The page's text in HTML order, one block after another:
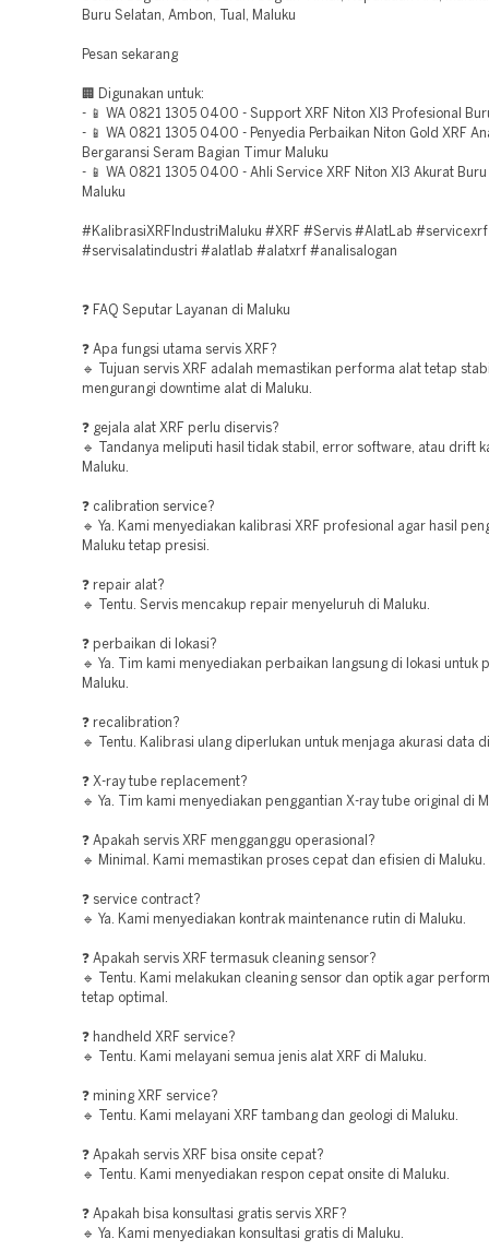
Buru Selatan, Ambon, Tual, Maluku
Pesan sekarang
🏢 Digunakan untuk:
- 📱 WA 0821 1305 0400 - Support XRF Niton Xl3 Profesional
- 📱 WA 0821 1305 0400 - Penyedia Perbaikan Niton Gold XRF
Bergaransi Seram Bagian Timur Maluku
- 📱 WA 0821 1305 0400 - Ahli Service XRF Niton Xl3 Akurat
Maluku
#KalibrasiXRFIndustriMaluku #XRF #Servis #AlatLab #servicexrf
#servisalatindustri #alatlab #alatxrf #analisalogan
❓ FAQ Seputar Layanan di Maluku
❓ Apa fungsi utama servis XRF?
🔹 Tujuan servis XRF adalah memastikan performa alat tetap
mengurangi downtime alat di Maluku.
❓ gejala alat XRF perlu diservis?
🔹 Tandanya meliputi hasil tidak stabil, error software, atau drift
Maluku.
❓ calibration service?
🔹 Ya. Kami menyediakan kalibrasi XRF profesional agar hasil
Maluku tetap presisi.
❓ repair alat?
🔹 Tentu. Servis mencakup repair menyeluruh di Maluku.
❓ perbaikan di lokasi?
🔹 Ya. Tim kami menyediakan perbaikan langsung di lokasi untuk
Maluku.
❓ recalibration?
🔹 Tentu. Kalibrasi ulang diperlukan untuk menjaga akurasi data
❓ X-ray tube replacement?
🔹 Ya. Tim kami menyediakan penggantian X-ray tube original di
❓ Apakah servis XRF mengganggu operasional?
🔹 Minimal. Kami memastikan proses cepat dan efisien di Maluku.
❓ service contract?
🔹 Ya. Kami menyediakan kontrak maintenance rutin di Maluku.
❓ Apakah servis XRF termasuk cleaning sensor?
🔹 Tentu. Kami melakukan cleaning sensor dan optik agar
tetap optimal.
❓ handheld XRF service?
🔹 Tentu. Kami melayani semua jenis alat XRF di Maluku.
❓ mining XRF service?
🔹 Tentu. Kami melayani XRF tambang dan geologi di Maluku.
❓ Apakah servis XRF bisa onsite cepat?
🔹 Tentu. Kami menyediakan respon cepat onsite di Maluku.
❓ Apakah bisa konsultasi gratis servis XRF?
🔹 Ya. Kami menyediakan konsultasi gratis di Maluku.